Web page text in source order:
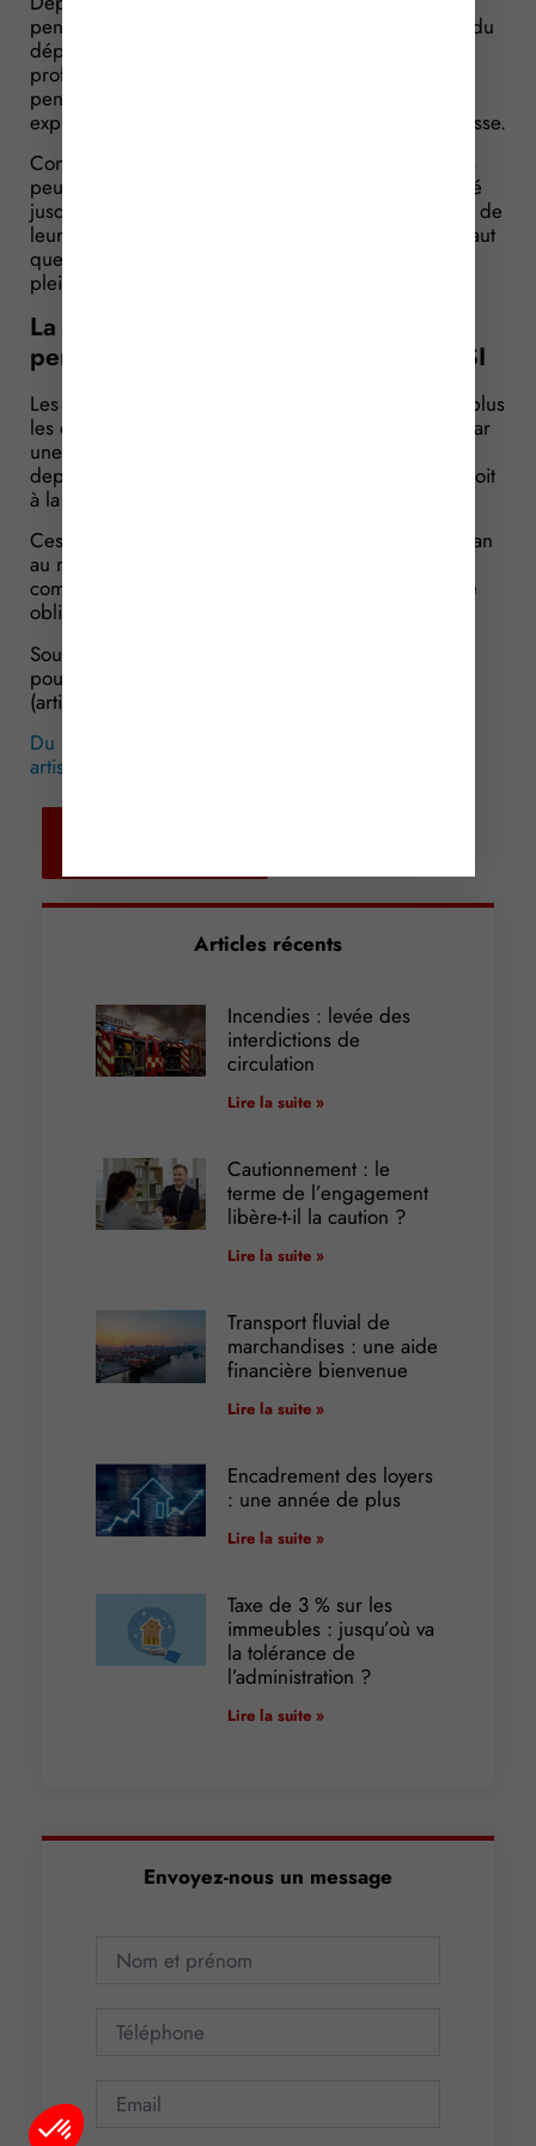
pension d’invalidité qui continue, après l’âge légal du
départ à la retraite, à exercer une activité
professionnelle pourra continuer à percevoir sa
pension d’invalidité tant qu’il ne demande pas
expressément le versement de sa pension de vieillesse.
Concrètement, les artisans et commerçants invalides
peuvent donc bénéficier de leur pension d’invalidité
jusqu’à la date à laquelle ils demandent le bénéfice de
leur pension de retraite. Mais cette dérogation ne vaut
que jusqu’à l’âge d’obtention d’une retraite à taux
plein, c’est-à-dire 67 ans.
La pension d’invalidité est maintenue
pendant 1 an en cas de radiation du RSI
Les commerçants et les artisans qui ne remplissent plus
les conditions nécessaires à leur affiliation au RSI (par
une cessation d’activité par exemple), bénéficient,
depuis le 1er janvier 2017, d’un maintien de leur droit
à la pension d’invalidité et décès.
Ces droits sont maintenus pendant une durée d’un an
au maximum, et jusqu’à ce que l’ancien artisan ou
commerçant puisse bénéficier d’un nouveau régime
obligatoire d’assurance maladie.
Source : Loi de Financement de la Sécurité sociale
pour 2017 n° 2016-1827 du 23 décembre 2016
(articles 50, 51 et 65)
Du nouveau pour les retraites des commerçants et
artisans
Articles récents
Incendies : levée des
interdictions de
circulation
Lire la suite »
Cautionnement : le
terme de l’engagement
libère-t-il la caution ?
Lire la suite »
Transport fluvial de
marchandises : une aide
financière bienvenue
Lire la suite »
Encadrement des loyers
: une année de plus
Lire la suite »
Taxe de 3 % sur les
immeubles : jusqu’où va
la tolérance de
l’administration ?
Lire la suite »
Envoyez-nous un message